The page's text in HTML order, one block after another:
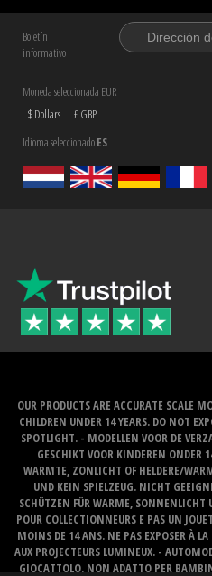
Boletín
informativo
Moneda seleccionada EUR
$ Dollars
£ GBP
Idioma seleccionadoES
OUR PRODUCTS ARE ACCURATE SCALE
CHILDREN UNDER 14 YEARS. DO NOT
SPOTLIGHT. - MODELLEN VOOR DE
GESCHIKT VOOR KINDEREN ONDER
WARMTE, ZONLICHT OF HELDERE/
UND KEIN SPIELZEUG. NICHT
SCHÜTZEN FÜR WARME, SONNENLICHT
POUR COLLECTIONNEURS E PAS UN
MOINS DE 14 ANS. NE PAS EXPOSER À
AUX PROJECTEURS LUMINEUX. -
GIOCATTOLO. NON ADATTO PER